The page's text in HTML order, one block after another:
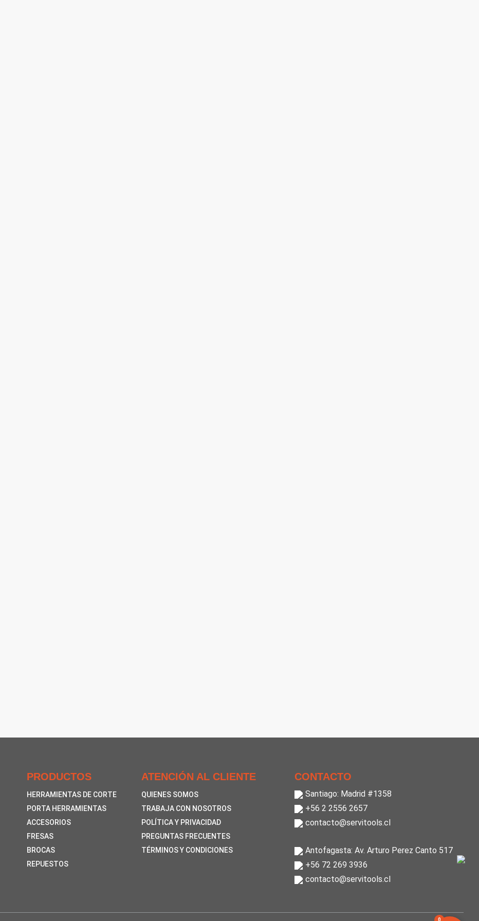
PRODUCTOS
HERRAMIENTAS DE CORTE
PORTA HERRAMIENTAS
ACCESORIOS
FRESAS
BROCAS
REPUESTOS
ATENCIÓN AL CLIENTE
QUIENES SOMOS
TRABAJA CON NOSOTROS
POLÍTICA Y PRIVACIDAD
PREGUNTAS FRECUENTES
TÉRMINOS Y CONDICIONES
CONTACTO
Santiago: Madrid #1358
+56 2 2556 2657
contacto@servitools.cl
Antofagasta: Av. Arturo Perez Canto 517
+56 72 269 3936
contacto@servitools.cl
0